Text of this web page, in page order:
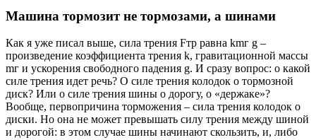
Машина тормозит не тормозами, а шинами
Как я уже писал выше, сила трения Fтр равна kmг g –
произведение коэффициента трения k, гравитационной массы
mг и ускорения свободного падения g. И сразу вопрос: о какой
силе трения идет речь? О силе трения колодок о тормозной
диск? Или о силе трения шины о дорогу, о «держаке»?
Вообще, первопричина торможения – сила трения колодок о
диски. Но она не может превышать силу трения между шиной
и дорогой: в этом случае шины начинают скользить, и, либо